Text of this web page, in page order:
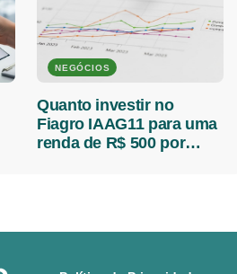
NEGÓCIOS
Quanto investir no
Fiagro IAAG11 para uma
renda de R$ 500 por